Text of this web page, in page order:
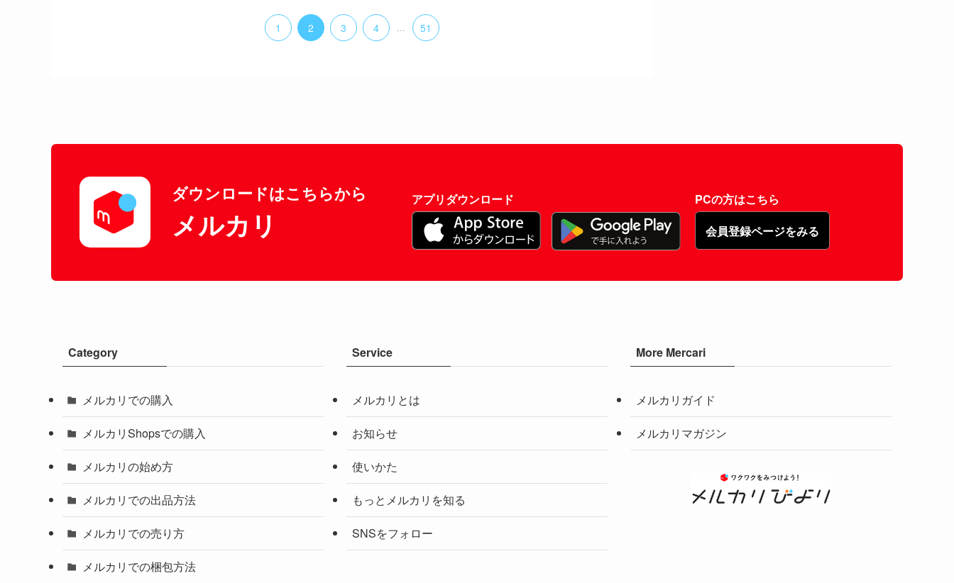
1 2 3 4 ... 51
ダウンロードはこちらから
メルカリ
アプリダウンロード
PCの方はこちら
会員登録ページをみる
Category
メルカリでの購入
メルカリShopsでの購入
メルカリの始め方
メルカリでの出品方法
メルカリでの売り方
メルカリでの梱包方法
Service
メルカリとは
お知らせ
使いかた
もっとメルカリを知る
SNSをフォロー
More Mercari
メルカリガイド
メルカリマガジン